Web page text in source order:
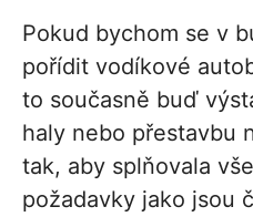
Pokud bychom se v
pořídit vodíkové
to současně buď
haly nebo přestavbu
tak, aby splňovala
požadavky jako jsou